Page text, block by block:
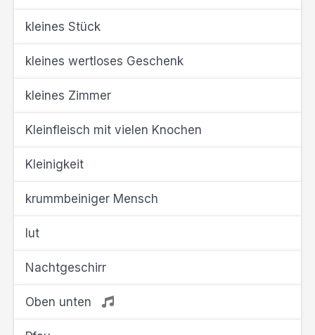
kleines Stück
kleines wertloses Geschenk
kleines Zimmer
Kleinfleisch mit vielen Knochen
Kleinigkeit
krummbeiniger Mensch
lut
Nachtgeschirr
Oben unten